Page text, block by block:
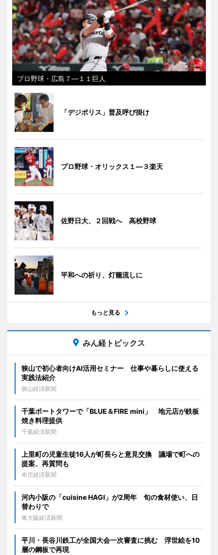
プロ野球・広島７―１１巨人
「デジポリス」普及呼び掛け
プロ野球・オリックス１―３楽天
佐野日大、２回戦へ 高校野球
平和への祈り、灯籠流しに
もっと見る
みん経トピックス
狭山で初心者向けAI活用セミナー 仕事や暮らしに使える
実践法紹介
狭山経済新聞
千葉ポートタワーで「BLUE＆FIRE mini」 地元店が鉄板
焼き料理提供
千葉経済新聞
上里町の児童生徒16人が町長らと意見交換 議場で町への
提案、再質問も
本庄経済新聞
河内小阪の「cuisine HAGI」が2周年 旬の食材使い、日
替わりで
東大阪経済新聞
平川・長谷川鉄工が全国大会一次審査に挑む 浮世絵を10
層の鋼板で再現